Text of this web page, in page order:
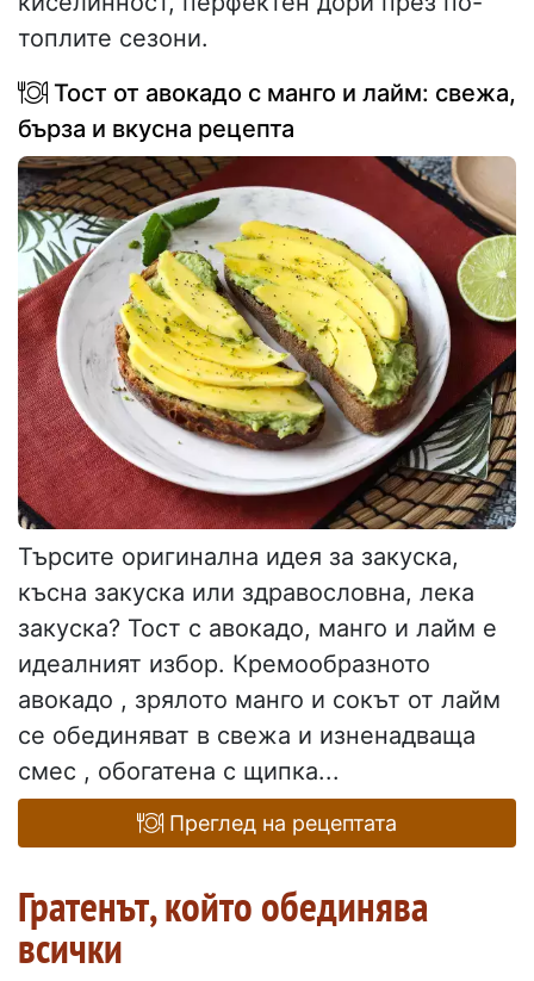
топлите сезони.
Тост от авокадо с манго и лайм: свежа,
бърза и вкусна рецепта
Търсите оригинална идея за закуска,
късна закуска или здравословна, лека
закуска? Тост с авокадо, манго и лайм е
идеалният избор. Кремообразното
авокадо , зрялото манго и сокът от лайм
се обединяват в свежа и изненадваща
смес , обогатена с щипка...
Преглед на рецептата
Гратенът, който обединява
всички